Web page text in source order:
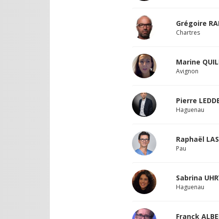
Grégoire
Chartres
Marine
Avignon
Pierre
Haguenau
Raphaël
Pau
Sabrina
Haguenau
Franck